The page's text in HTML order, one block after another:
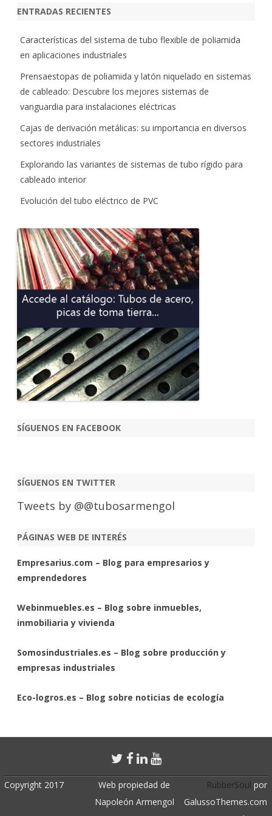
ENTRADAS RECIENTES
Características del sistema de tubo flexible de poliamida
en aplicaciones industriales
Prensaestopas de poliamida y latón niquelado en sistemas
de cableado: Descubre los mejores sistemas de
vanguardia para instalaciones eléctricas
Cajas de derivación metálicas: su importancia en diversos
sectores industriales
Explorando las variantes de sistemas de tubo rígido para
cableado interior
Evolución del tubo eléctrico de PVC
SÍGUENOS EN FACEBOOK
SÍGUENOS EN TWITTER
Tweets by @@tubosarmengol
PÁGINAS WEB DE INTERÉS
Empresarius.com – Blog para empresarios y
emprendedores
Webinmuebles.es – Blog sobre inmuebles,
inmobiliaria y vivienda
Somosindustriales.es – Blog sobre producción y
empresas industriales
Eco-logros.es – Blog sobre noticias de ecología
Copyright 2017
Web propiedad de
Napoleón Armengol
RubberSoul por
GalussoThemes.com